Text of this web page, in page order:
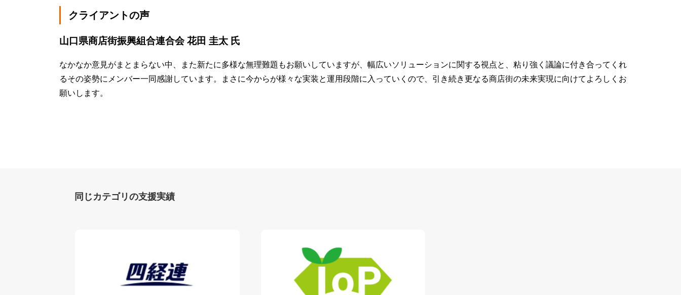
クライアントの声
山口県商店街振興組合連合会 花田 圭太 氏
なかなか意見がまとまらない中、また新たに多様な無理難題もお願いしていますが、幅広いソリューションに関する視点と、粘り強く議論に付き合ってくれ
るその姿勢にメンバー一同感謝しています。まさに今からが様々な実装と運用段階に入っていくので、引き続き更なる商店街の未来実現に向けてよろしくお
願いします。
同じカテゴリの支援実績